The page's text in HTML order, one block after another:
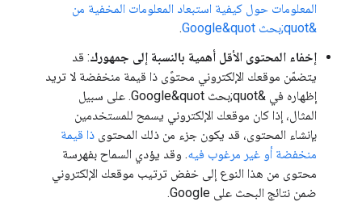
المعلومات حول كيفية استبعاد المعلومات المخفية من
&quot;بحث Google&quot
.
إخفاء المحتوى الأقل أهمية بالنسبة إلى جمهورك: قد
يتضمّن موقعك الإلكتروني محتوًى ذا قيمة منخفضة لا تريد
إظهاره في &quot;بحث Google&quot. على سبيل
المثال، إذا كان موقعك الإلكتروني يسمح للمستخدمين
بإنشاء المحتوى، قد يكون جزء من ذلك المحتوى ذا قيمة
منخفضة أو غير مرغوب فيه. وقد يؤدي السماح بفهرسة
محتوى من هذا النوع إلى خفض ترتيب موقعك الإلكتروني
ضمن نتائج البحث على Google.